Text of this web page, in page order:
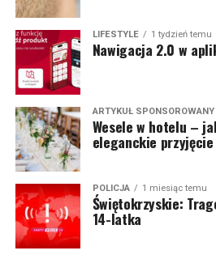
LIFESTYLE 1 tydzień temu
Nawigacja 2.0 w
ARTYKUŁ SPONSOROWANY
Wesele w hotelu –
eleganckie
POLICJA 1 miesiąc temu
Świętokrzyskie:
14-latka